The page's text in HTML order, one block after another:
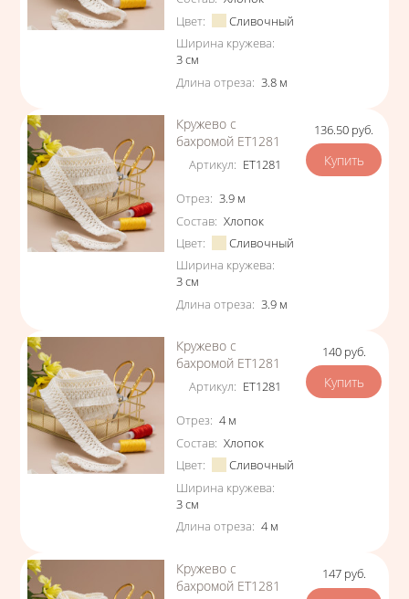
Цвет:
Сливочный
Ширина кружева:
3см
Длина отреза: 3.8 м
Кружево с
бахромой ЕТ1281
Артикул: ЕТ1281
Характеристики
Отрез: 3.9 м
Состав: Хлопок
Цвет:
Сливочный
Ширина кружева:
3см
Длина отреза: 3.9 м
Цена
136.50 руб.
Кружево с
бахромой ЕТ1281
Артикул: ЕТ1281
Характеристики
Отрез: 4 м
Состав: Хлопок
Цвет:
Сливочный
Ширина кружева:
3см
Длина отреза: 4 м
Цена
140 руб.
Кружево с
бахромой ЕТ1281
Цена
147 руб.